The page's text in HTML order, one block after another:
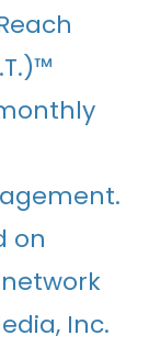
on
Inc.